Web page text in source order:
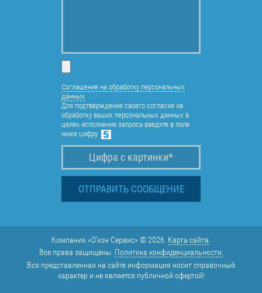
Соглашение на обработку персональных
данных
Для подтверждения своего согласия на
обработку ваших персональных данных в
целях исполнения запроса введите в поле
ниже цифру
Компания «О'кон Сервис» © 2026. Карта сайта
Все права защищены. Политика конфиденциальности.
Вся представленная на сайте информация носит справочный
характер и не является публичной офертой!